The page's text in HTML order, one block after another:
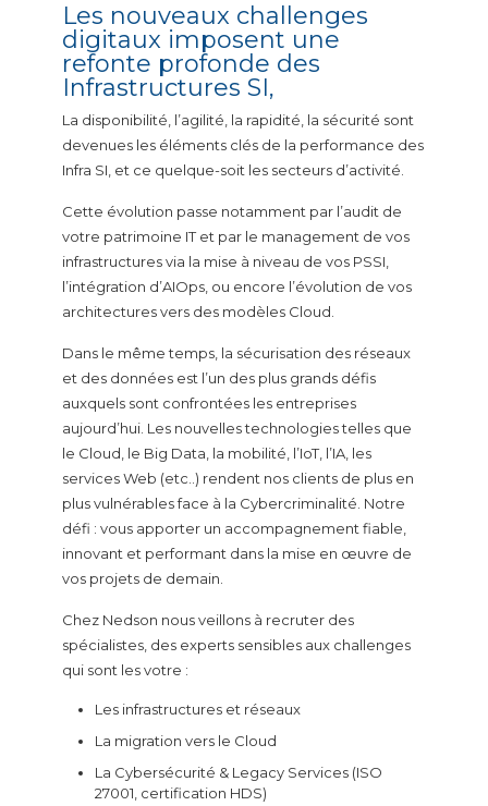
Les nouveaux challenges
digitaux imposent une
refonte profonde des
Infrastructures SI,
La disponibilité, l’agilité, la rapidité, la sécurité sont
devenues les éléments clés de la performance des
Infra SI, et ce quelque-soit les secteurs d’activité.
Cette évolution passe notamment par l’audit de
votre patrimoine IT et par le management de vos
infrastructures via la mise à niveau de vos PSSI,
l’intégration d’AIOps, ou encore l’évolution de vos
architectures vers des modèles Cloud.
Dans le même temps, la sécurisation des réseaux
et des données est l’un des plus grands défis
auxquels sont confrontées les entreprises
aujourd’hui. Les nouvelles technologies telles que
le Cloud, le Big Data, la mobilité, l’IoT, l’IA, les
services Web (etc..) rendent nos clients de plus en
plus vulnérables face à la Cybercriminalité. Notre
défi : vous apporter un accompagnement fiable,
innovant et performant dans la mise en œuvre de
vos projets de demain.
Chez Nedson nous veillons à recruter des
spécialistes, des experts sensibles aux challenges
qui sont les votre :
Les infrastructures et réseaux
La migration vers le Cloud
La Cybersécurité & Legacy Services (ISO
27001, certification HDS)